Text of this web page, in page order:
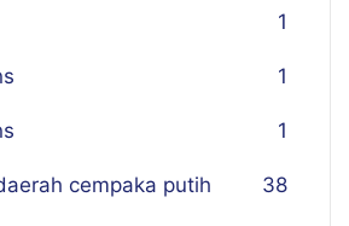
1
1
1
cempaka putih 38